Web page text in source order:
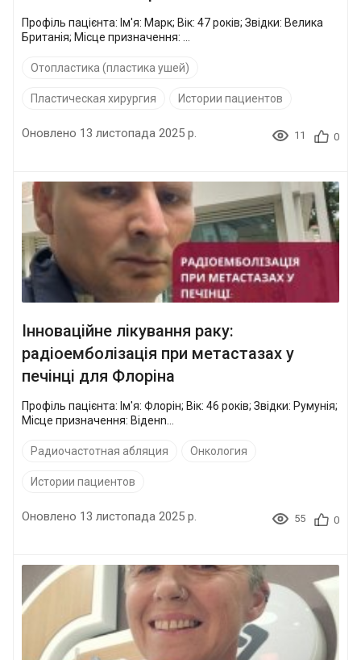
Профіль пацієнта: Ім'я: Марк; Вік: 47 років; Звідки: Велика
Британія; Місце призначення: ...
Отопластика (пластика ушей)
Пластическая хирургия Истории пациентов
Оновлено 13 листопада 2025 р. 11 0
Інноваційне лікування раку:
радіоемболізація при метастазах у
печінці для Флоріна
Профіль пацієнта: Ім'я: Флорін; Вік: 46 років; Звідки: Румунія;
Місце призначення: Віденn...
Радиочастотная абляция Онкология
Истории пациентов
Оновлено 13 листопада 2025 р. 55 0